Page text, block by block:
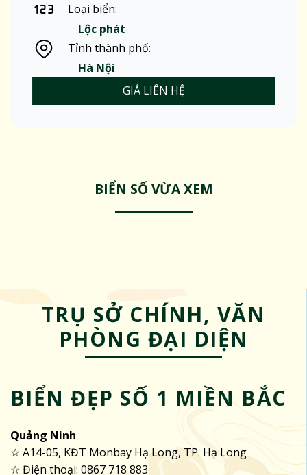
Loại biển:
Lộc phát
Tỉnh thành phố:
Hà Nội
GIÁ LIÊN HỆ
BIỂN SỐ VỪA XEM
TRỤ SỞ CHÍNH, VĂN
PHÒNG ĐẠI DIỆN
BIỂN ĐẸP SỐ 1 MIỀN BẮC
Quảng Ninh
☆ A14-05, KĐT Monbay Hạ Long, TP. Hạ Long
☆ Điện thoại: 0867 718 883